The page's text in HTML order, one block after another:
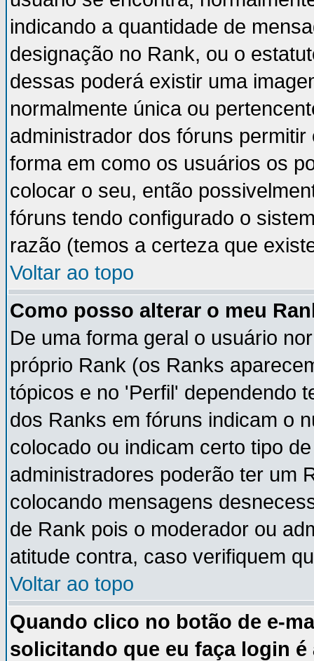
indicando a quantidade de
designação no Rank, ou o
dessas poderá existir uma
normalmente única ou
administrador dos fóruns
forma em como os usuários os
colocar o seu, então
fóruns tendo configurado o
razão (temos a certeza que
Voltar ao topo
Como posso alterar o meu
De uma forma geral o usuário
próprio Rank (os Ranks
tópicos e no 'Perfil' dependendo
dos Ranks em fóruns indicam o
colocado ou indicam certo tipo
administradores poderão ter um
colocando mensagens
de Rank pois o moderador ou
atitude contra, caso verifiquem
Voltar ao topo
Quando clico no botão de e-
solicitando que eu faça login é